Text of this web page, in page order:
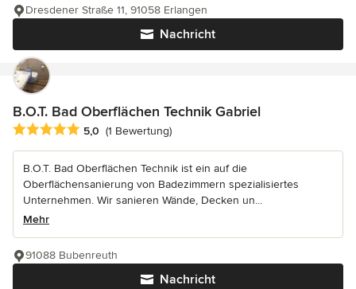
Nachricht
Dresdener Straße 11, 91058 Erlangen
B.O.T. Bad Oberflächen Technik Gabriel
Durchschnittliche Bewertung: 5 von 5 Sternen
5,0 (1 Bewertung)
B.O.T. Bad Oberflächen Technik ist ein auf die
Oberflächensanierung von Badezimmern spezialisiertes
Unternehmen. Wir sanieren Wände, Decken un...
Mehr
Nachricht
91088 Bubenreuth